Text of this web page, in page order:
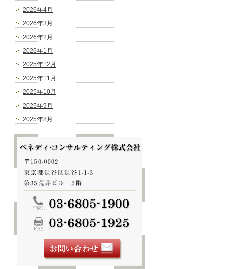
2026年4月
2026年3月
2026年2月
2026年1月
2025年12月
2025年11月
2025年10月
2025年9月
2025年8月